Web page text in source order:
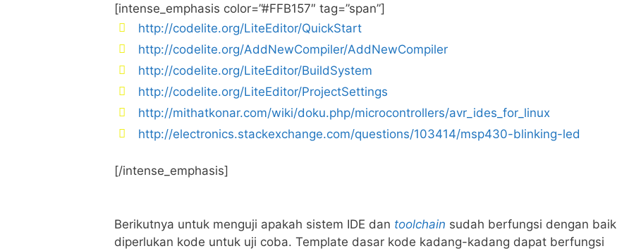
[intense_emphasis color=”#FFB157″ tag=”span”]
http://codelite.org/LiteEditor/QuickStart
http://codelite.org/AddNewCompiler/AddNewCompiler
http://codelite.org/LiteEditor/BuildSystem
http://codelite.org/LiteEditor/ProjectSettings
http://mithatkonar.com/wiki/doku.php/microcontrollers/avr_ides_for_linux
http://electronics.stackexchange.com/questions/103414/msp430-blinking-led
[/intense_emphasis]
Berikutnya untuk menguji apakah sistem IDE dan toolchain sudah berfungsi dengan baik
diperlukan kode untuk uji coba. Template dasar kode kadang-kadang dapat berfungsi